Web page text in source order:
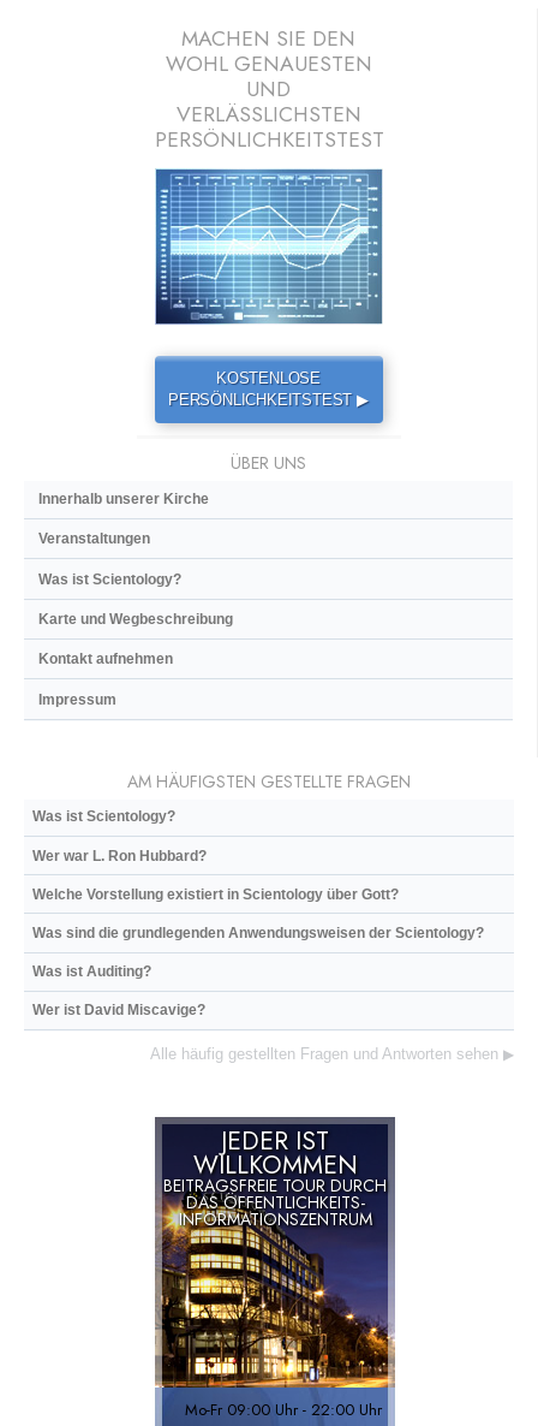
MACHEN SIE DEN
WOHL GENAUESTEN
UND
VERLÄSSLICHSTEN
PERSÖNLICHKEITSTEST
KOSTENLOSE
PERSÖNLICHKEITSTEST ▶
ÜBER UNS
Innerhalb unserer Kirche
Veranstaltungen
Was ist Scientology?
Karte und Wegbeschreibung
Kontakt aufnehmen
Impressum
AM HÄUFIGSTEN GESTELLTE FRAGEN
Was ist Scientology?
Wer war L. Ron Hubbard?
Welche Vorstellung existiert in Scientology über Gott?
Was sind die grundlegenden Anwendungsweisen der Scientology?
Was ist Auditing?
Wer ist David Miscavige?
Alle häufig gestellten Fragen und Antworten sehen ▶
JEDER IST
WILLKOMMEN
BEITRAGSFREIE TOUR DURCH
DAS ÖFFENTLICHKEITS-
INFORMATIONSZENTRUM
Mo-Fr 09:00 Uhr - 22:00 Uhr